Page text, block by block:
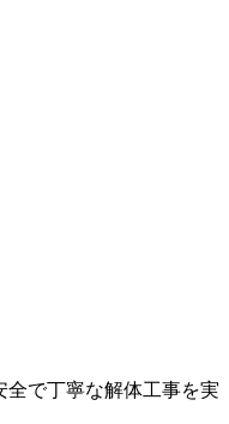
で丁寧な解体工事を実